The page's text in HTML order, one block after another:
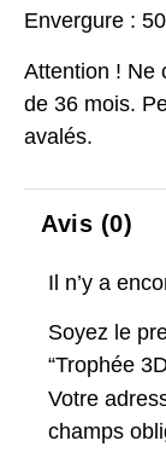
Envergure :
Attention ! Ne
de 36 mois.
avalés.
Avis (0)
Il n’y a
Soyez le
“Trophée
Votre
champs